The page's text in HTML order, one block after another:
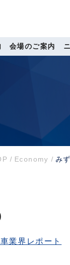
会場のご案内
/ Economy / み
業界レポート